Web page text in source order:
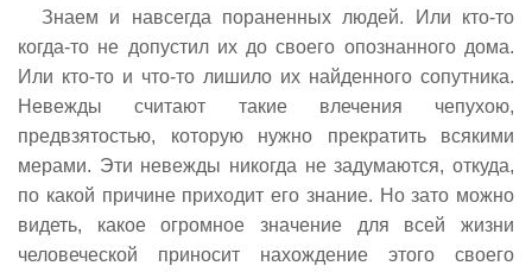
Знаем и навсегда пораненных людей. Или кто-то
когда-то не допустил их до своего опознанного дома.
Или кто-то и что-то лишило их найденного сопутника.
Невежды считают такие влечения чепухою,
предвзятостью, которую нужно прекратить всякими
мерами. Эти невежды никогда не задумаются, откуда,
по какой причине приходит его знание. Но зато можно
видеть, какое огромное значение для всей жизни
человеческой приносит нахождение этого своего